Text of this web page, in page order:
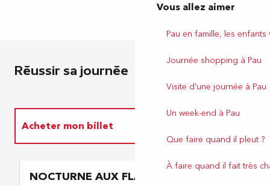
Vous allez aimer
Pau en famille, les
Journée shopping à Pau
Visite d'une journée à Pau
Un week-end à Pau
Que faire quand il pleut ?
À faire quand il fait très
Réussir sa journée
Acheter mon billet
NOCTURNE AUX FLAMBEAUX